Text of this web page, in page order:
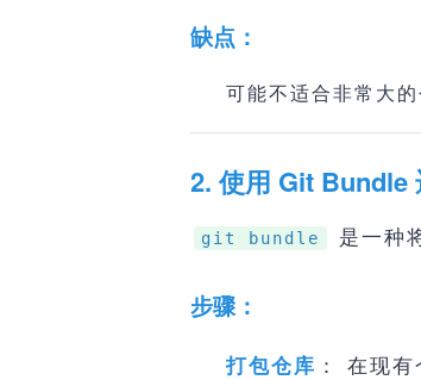
缺点：
可能不适合非常大
2. 使用 Git Bundle
git bundle 是一种
步骤：
打包仓库 ： 在现